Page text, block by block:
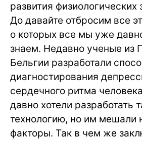
развития физиологических
До давайте отбросим все
о которых все мы уже
знаем. Недавно ученые из
Бельгии разработали
диагностирования
сердечного ритма
давно хотели разработать
технологию, но им мешали
факторы. Так в чем же